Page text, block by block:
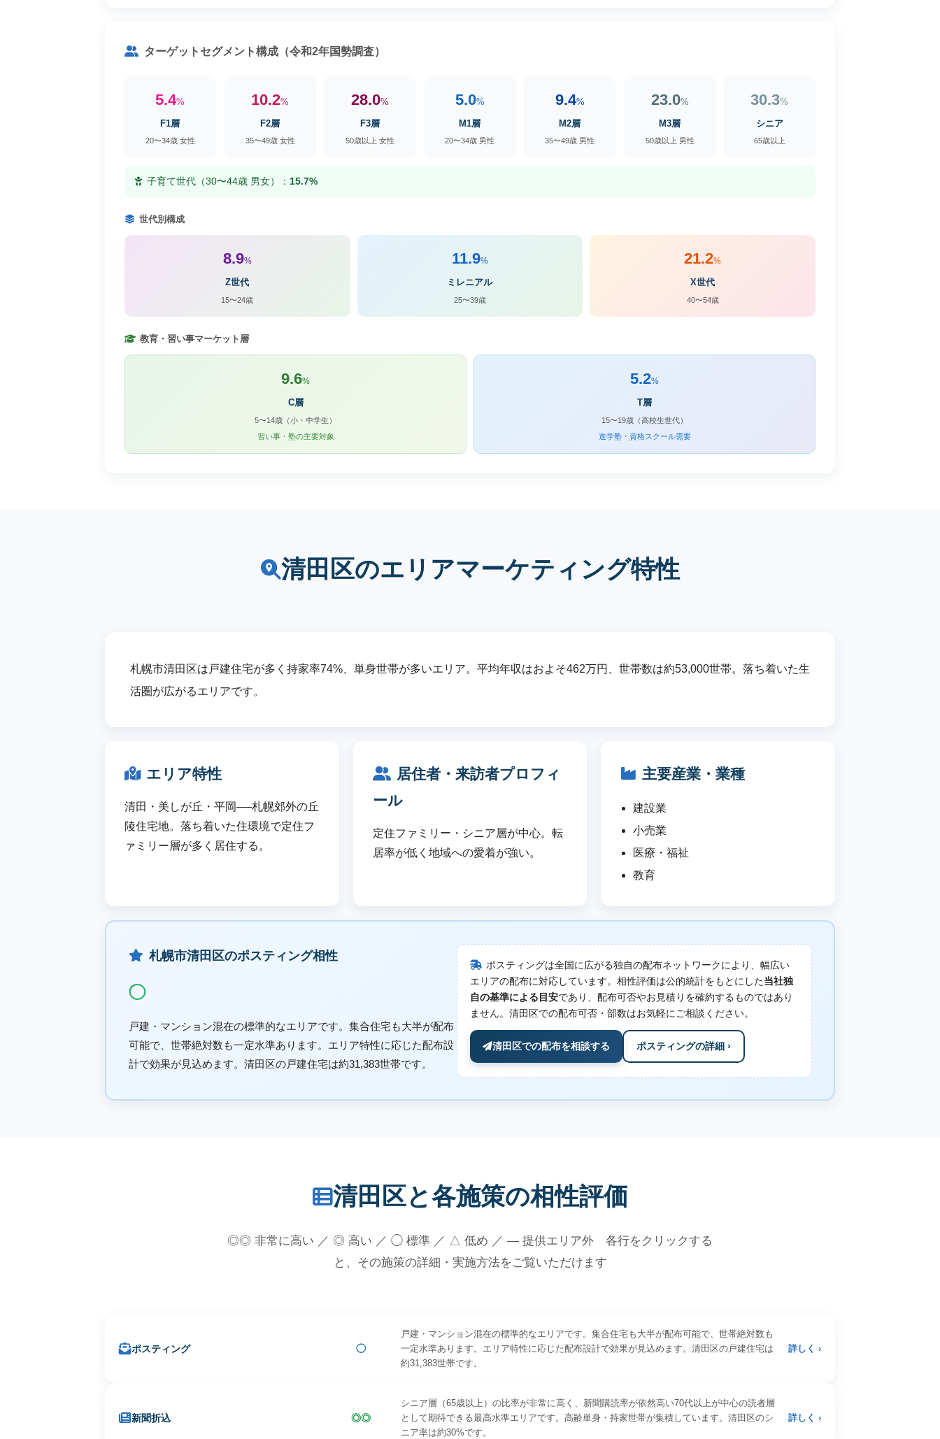
ターゲットセグメント構成（令和2年国勢調査）
5.4%
F1層
20〜34歳 女性
10.2%
F2層
35〜49歳 女性
28.0%
F3層
50歳以上 女性
5.0%
M1層
20〜34歳 男性
9.4%
M2層
35〜49歳 男性
23.0%
M3層
50歳以上 男性
30.3%
シニア
65歳以上
子育て世代（30〜44歳 男女）： 15.7%
世代別構成
8.9%
Z世代
15〜24歳
11.9%
ミレニアル
25〜39歳
21.2%
X世代
40〜54歳
教育・習い事マーケット層
9.6%
C層
5〜14歳（小・中学生）
習い事・塾の主要対象
5.2%
T層
15〜19歳（高校生世代）
進学塾・資格スクール需要
清田区のエリアマーケティング特性
札幌市清田区は戸建住宅が多く持家率74%、単身世帯が多いエリア。平均年収はおよそ462万円、世帯数は約53,000世帯。落ち着いた生
活圏が広がるエリアです。
エリア特性
清田・美しが丘・平岡──札幌郊外の丘
陵住宅地。落ち着いた住環境で定住フ
ァミリー層が多く居住する。
居住者・来訪者プロフィ
ール
定住ファミリー・シニア層が中心。転
居率が低く地域への愛着が強い。
主要産業・業種
建設業
小売業
医療・福祉
教育
札幌市清田区のポスティング相性
◯
戸建・マンション混在の標準的なエリアです。集合住宅も大半が配布
可能で、世帯絶対数も一定水準あります。エリア特性に応じた配布設
計で効果が見込めます。清田区の戸建住宅は約31,383世帯です。
ポスティングは全国に広がる独自の配布ネットワークにより、幅広い
エリアの配布に対応しています。相性評価は公的統計をもとにした当社独
自の基準による目安であり、配布可否やお見積りを確約するものではあり
ません。清田区での配布可否・部数はお気軽にご相談ください。
清田区での配布を相談する ポスティングの詳細 ›
清田区と各施策の相性評価
◎◎ 非常に高い ／ ◎ 高い ／ ◯ 標準 ／ △ 低め ／ — 提供エリア外 各行をクリックする
と、その施策の詳細・実施方法をご覧いただけます
ポスティング ◯
戸建・マンション混在の標準的なエリアです。集合住宅も大半が配布可能で、世帯絶対数も
一定水準あります。エリア特性に応じた配布設計で効果が見込めます。清田区の戸建住宅は
約31,383世帯です。
詳しく ›
新聞折込 ◎◎
シニア層（65歳以上）の比率が非常に高く、新聞購読率が依然高い70代以上が中心の読者層
として期待できる最高水準エリアです。高齢単身・持家世帯が集積しています。清田区のシ
ニア率は約30%です。
詳しく ›